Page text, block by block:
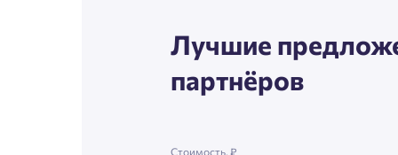
Лучшие
партнёров
Стоимость, ₽